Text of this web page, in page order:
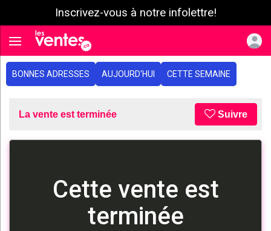
Inscrivez-vous à notre infolettre!
Toggle navigation
BONNES ADRESSES AUJOURD'HUI CETTE SEMAINE
La vente est terminée Suivre
Cette vente est
terminée